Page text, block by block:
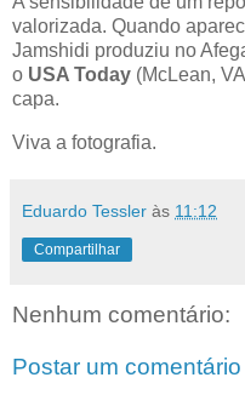
valorizada. Quando
Jamshidi produziu no
o USA Today (McLean,
capa.
Viva a fotografia.
Eduardo Tessler às 11:12
Compartilhar
Nenhum comentário:
Postar um comentário